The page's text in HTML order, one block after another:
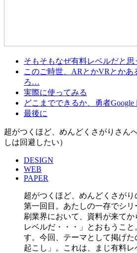
そもそもなぜ有料レベルだと思
このご時世、ARとかVRとかあ
ろ…
実際に使ってみる
どこまでできるか、勇者Google
最後に
超がつくほど、めんどくさがりさん
しは回避したい）
DESIGN
WEB
PAPER
超がつくほど、めんどくさが
第一回目。あたしの一存でシ
刷業界において、資料が来て
レベルだ・・・」とおもうこ
す。今回、テーマとして掲げ
起こし」。これは、まじ有料